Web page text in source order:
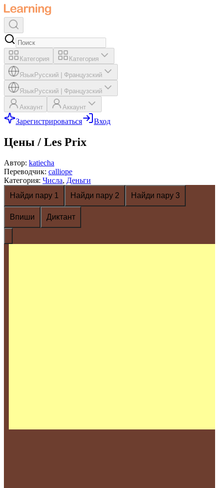
Категория Категория
ЯзыкРусский Французский
ЯзыкРусский Французский
Аккаунт Аккаунт
Зарегистрироваться Вход
Цены / Les Prix
Автор: katiecha
Переводчик: calliope
Категория: Числа, Деньги
Найди пару 1
Найди пару 2 Найди пару 3
Впиши Диктант